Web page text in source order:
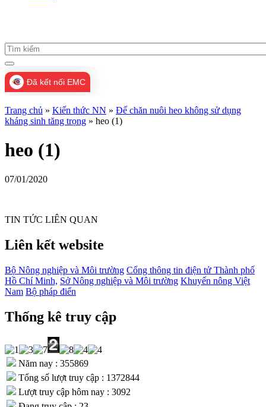
Đã kết nối EMC
Trang chủ » Kiến thức NN » Để chăn nuôi heo không sử dụng
kháng sinh tăng trọng » heo (1)
heo (1)
07/01/2020
TIN TỨC LIÊN QUAN
Liên kết website
Bộ Nông nghiệp và Môi trường Cổng thông tin điện tử Thành phố
Hồ Chí Minh, Sở Nông nghiệp và Môi trường Khuyến nông Việt
Nam Bộ pháp điển
Thống kê truy cập
Năm nay : 355869
Tổng số lượt truy cập : 1372844
Lượt truy cập hôm nay : 3092